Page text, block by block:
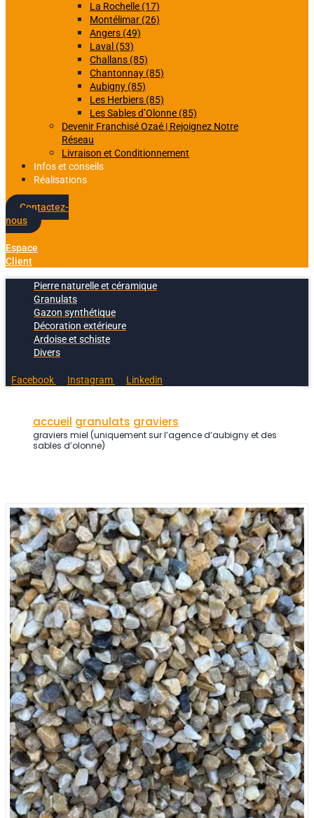
La Rochelle (17)
Montélimar (26)
Angers (49)
Laval (53)
Challans (85)
Chantonnay (85)
Aubigny (85)
Les Herbiers (85)
Les Sables d’Olonne (85)
Devenir Franchisé Ozaé | Rejoignez Notre
Réseau
Livraison et Conditionnement
Infos et conseils
Réalisations
Contactez-
nous
Espace
Client
Pierre naturelle et céramique
Granulats
Gazon synthétique
Décoration extérieure
Ardoise et schiste
Divers
Facebook Instagram Linkedin
accueil granulats graviers
graviers miel (uniquement sur l’agence d’aubigny et des
sables d’olonne)